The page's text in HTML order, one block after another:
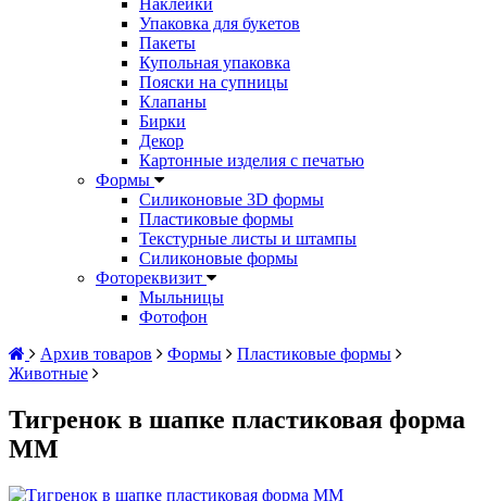
Упаковка для букетов
Пакеты
Купольная упаковка
Пояски на супницы
Клапаны
Бирки
Декор
Картонные изделия с печатью
Формы
Силиконовые 3D формы
Пластиковые формы
Текстурные листы и штампы
Силиконовые формы
Фотореквизит
Мыльницы
Фотофон
Архив товаров
Формы
Пластиковые формы
Животные
Тигренок в шапке пластиковая форма
ММ